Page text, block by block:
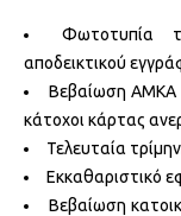
Φωτοτυπία
αποδεικτικού
Βεβαίωση ΑΜΚΑ
κάτοχοι κάρτας
Τελευταία
Εκκαθαριστικό
Βεβαίωση